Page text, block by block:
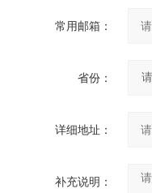
常用邮箱：
省份：
详细地址：
补充说明：